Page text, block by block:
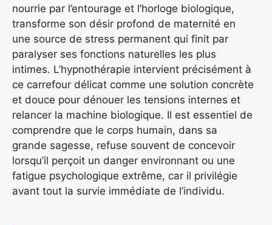
nourrie par l’entourage et l’horloge biologique,
transforme son désir profond de maternité en
une source de stress permanent qui finit par
paralyser ses fonctions naturelles les plus
intimes. L’hypnothérapie intervient précisément à
ce carrefour délicat comme une solution concrète
et douce pour dénouer les tensions internes et
relancer la machine biologique. Il est essentiel de
comprendre que le corps humain, dans sa
grande sagesse, refuse souvent de concevoir
lorsqu’il perçoit un danger environnant ou une
fatigue psychologique extrême, car il privilégie
avant tout la survie immédiate de l’individu.